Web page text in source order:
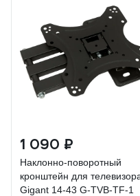
1 090 ₽
Наклонно-поворотный
кронштейн для
Gigant 14-43 G-TVB-TF-1